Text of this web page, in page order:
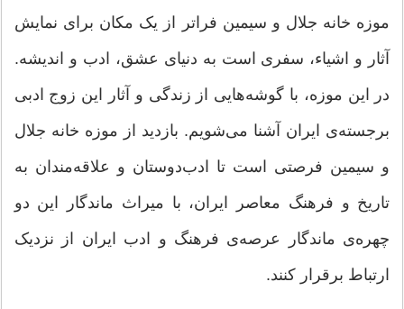
موزه خانه جلال و سیمین فراتر از یک مکان برای نمایش
آثار و اشیاء، سفری است به دنیای عشق، ادب و اندیشه.
در این موزه، با گوشه‌هایی از زندگی و آثار این زوج ادبی
برجسته‌ی ایران آشنا می‌شویم. بازدید از موزه خانه جلال
و سیمین فرصتی است تا ادب‌دوستان و علاقه‌مندان به
تاریخ و فرهنگ معاصر ایران، با میراث ماندگار این دو
چهره‌ی ماندگار عرصه‌ی فرهنگ و ادب ایران از نزدیک
ارتباط برقرار کنند.